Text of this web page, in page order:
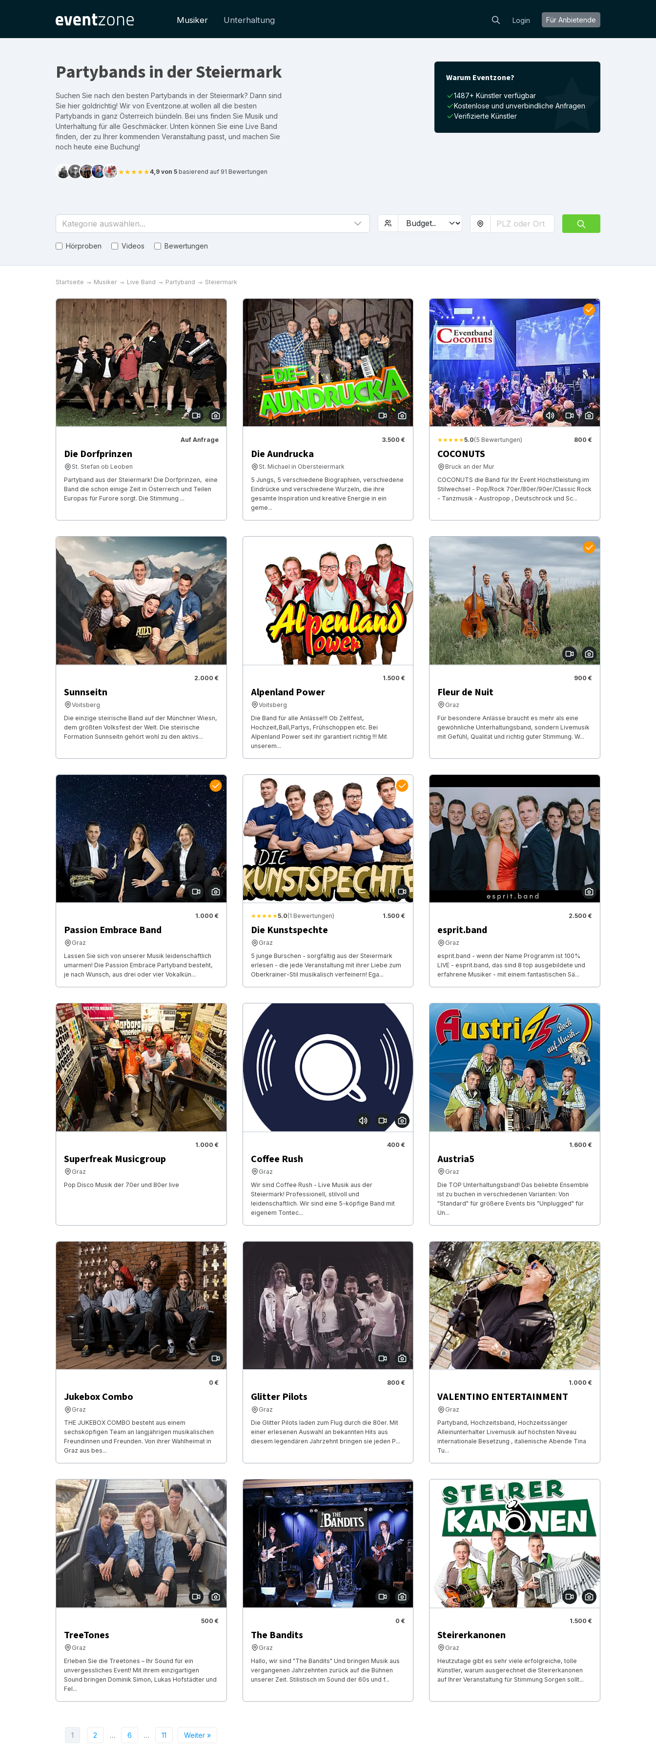
Musiker Unterhaltung Login Für Anbietende
Partybands in der Steiermark
Suchen Sie nach den besten Partybands in der Steiermark? Dann sind
Sie hier goldrichtig! Wir von Eventzone.at wollen all die besten
Partybands in ganz Österreich bündeln. Bei uns finden Sie Musik und
Unterhaltung für alle Geschmäcker. Unten können Sie eine Live Band
finden, der zu Ihrer kommenden Veranstaltung passt, und machen Sie
noch heute eine Buchung!
★★★★★4,9 von 5 basierend auf 91 Bewertungen
Warum Eventzone?
1487+ Künstler verfügbar
Kostenlose und unverbindliche Anfragen
Verifizierte Künstler
Kategorie auswählen...
Hörproben Videos Bewertungen
Startseite Musiker Live Band Partyband Steiermark
Auf Anfrage
Die Dorfprinzen
St. Stefan ob Leoben
Partyband aus der Steiermark! Die Dorfprinzen, eine
Band die schon einige Zeit in Österreich und Teilen
Europas für Furore sorgt. Die Stimmung ...
3.500 €
Die Aundrucka
St. Michael in Obersteiermark
5 Jungs, 5 verschiedene Biographien, verschiedene
Eindrücke und verschiedene Wurzeln, die ihre
gesamte Inspiration und kreative Energie in ein
geme...
★★★★★5.0(5 Bewertungen) 800 €
COCONUTS
Bruck an der Mur
COCONUTS die Band für Ihr Event Höchstleistung im
Stilwechsel - Pop/Rock 70er/80er/90er/Classic Rock
- Tanzmusik - Austropop , Deutschrock und Sc...
2.000 €
Sunnseitn
Voitsberg
Die einzige steirische Band auf der Münchner Wiesn,
dem größten Volksfest der Welt. Die steirische
Formation Sunnseitn gehört wohl zu den aktivs...
1.500 €
Alpenland Power
Voitsberg
Die Band für alle Anlässe!!! Ob Zeltfest,
Hochzeit,Ball,Partys, Frühschoppen etc. Bei
Alpenland Power seit ihr garantiert richtig !!! Mit
unserem...
900 €
Fleur de Nuit
Graz
Für besondere Anlässe braucht es mehr als eine
gewöhnliche Unterhaltungsband, sondern Livemusik
mit Gefühl, Qualität und richtig guter Stimmung. W...
1.000 €
Passion Embrace Band
Graz
Lassen Sie sich von unserer Musik leidenschaftlich
umarmen! Die Passion Embrace Partyband besteht,
je nach Wunsch, aus drei oder vier Vokalkün...
★★★★★5.0(1 Bewertungen) 1.500 €
Die Kunstspechte
Graz
5 junge Burschen - sorgfältig aus der Steiermark
erlesen - die jede Veranstaltung mit ihrer Liebe zum
Oberkrainer-Stil musikalisch verfeinern! Ega...
2.500 €
esprit.band
Graz
esprit.band - wenn der Name Programm ist 100%
LIVE - esprit.band, das sind 8 top ausgebildete und
erfahrene Musiker - mit einem fantastischen Sä...
1.000 €
Superfreak Musicgroup
Graz
Pop Disco Musik der 70er und 80er live
400 €
Coffee Rush
Graz
Wir sind Coffee Rush - Live Musik aus der
Steiermark! Professionell, stilvoll und
leidenschaftlich. Wir sind eine 5-köpfige Band mit
eigenem Tontec...
1.600 €
Austria5
Graz
Die TOP Unterhaltungsband! Das beliebte Ensemble
ist zu buchen in verschiedenen Varianten: Von
"Standard" für größere Events bis "Unplugged" für
Un...
0 €
Jukebox Combo
Graz
THE JUKEBOX COMBO besteht aus einem
sechsköpfigen Team an langjährigen musikalischen
Freundinnen und Freunden. Von ihrer Wahlheimat in
Graz aus bes...
800 €
Glitter Pilots
Graz
Die Glitter Pilots laden zum Flug durch die 80er. Mit
einer erlesenen Auswahl an bekannten Hits aus
diesem legendären Jahrzehnt bringen sie jeden P...
1.000 €
VALENTINO ENTERTAINMENT
Graz
Partyband, Hochzeitsband, Hochzeitssänger
Alleinunterhalter Livemusik auf höchsten Niveau
internationale Besetzung , italienische Abende Tina
Tu...
500 €
TreeTones
Graz
Erleben Sie die Treetones – Ihr Sound für ein
unvergessliches Event! Mit ihrem einzigartigen
Sound bringen Dominik Simon, Lukas Hofstädter und
Fel...
0 €
The Bandits
Graz
Hallo, wir sind "The Bandits" Und bringen Musik aus
vergangenen Jahrzehnten zurück auf die Bühnen
unserer Zeit. Stilistisch im Sound der 60s und f...
1.500 €
Steirerkanonen
Graz
Heutzutage gibt es sehr viele erfolgreiche, tolle
Künstler, warum ausgerechnet die Steirerkanonen
auf Ihrer Veranstaltung für Stimmung Sorgen sollt...
1 2 … 6 … 11 Weiter »